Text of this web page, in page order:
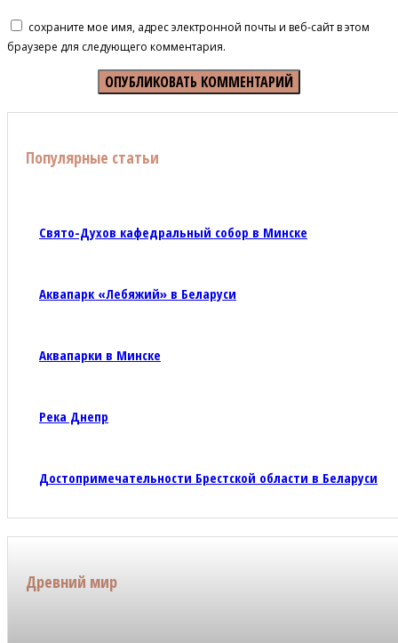
сохраните мое имя, адрес электронной почты и веб-сайт в этом
браузере для следующего комментария.
Популярные статьи
Свято-Духов кафедральный собор в Минске
Аквапарк «Лебяжий» в Беларуси
Аквапарки в Минске
Река Днепр
Достопримечательности Брестской области в Беларуси
Древний мир